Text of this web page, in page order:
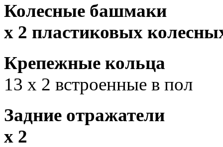
Колесные башмаки
х 2 пластиковых
Крепежные кольца
13 х 2 встроенные в пол
Задние отражатели
х 2